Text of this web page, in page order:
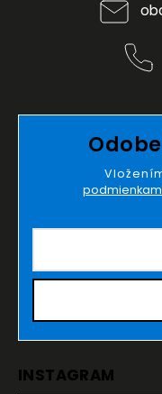
INSTAGRAM